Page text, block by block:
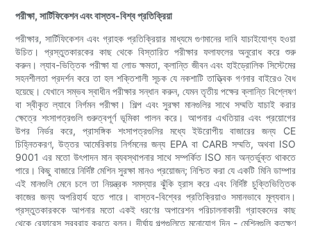
পরীক্ষা, সার্টিফিকেশন এবং বাস্তব-বিশ্ব প্রতিক্রিয়া
পরীক্ষার, সার্টিফিকেশন এবং গ্রাহক প্রতিক্রিয়ার মাধ্যমে গুণমানের দাবি যাচাইযোগ্য হওয়া
উচিত। প্রস্তুতকারকের কাছ থেকে বিস্তারিত পরীক্ষার ফলাফলের অনুরোধ করে শুরু
করুন। ল্যাব-ভিত্তিক পরীক্ষা যা লোড ক্ষমতা, ক্লান্তি জীবন এবং হাইড্রোলিক সিস্টেমের
সহনশীলতা প্রদর্শন করে তা হল শক্তিশালী সূচক যে নকশাটি তাত্ত্বিক গণনার বাইরেও বৈধ
হয়েছে। যেখানে সম্ভব স্বাধীন পরীক্ষার সন্ধান করুন, যেমন তৃতীয় পক্ষের ক্লান্তি বিশ্লেষণ
বা স্বীকৃত ল্যাবে নির্গমন পরীক্ষা। শিল্প এবং সুরক্ষা মানগুলির সাথে সম্মতি যাচাই করার
ক্ষেত্রে শংসাপত্রগুলি গুরুত্বপূর্ণ ভূমিকা পালন করে। আপনার এখতিয়ার এবং প্রয়োগের
উপর নির্ভর করে, প্রাসঙ্গিক শংসাপত্রগুলির মধ্যে ইউরোপীয় বাজারের জন্য CE
চিহ্নিতকরণ, উত্তর আমেরিকায় নির্গমনের জন্য EPA বা CARB সম্মতি, অথবা ISO
9001 এর মতো উৎপাদন মান ব্যবস্থাপনার সাথে সম্পর্কিত ISO মান অন্তর্ভুক্ত থাকতে
পারে। কিছু বাজারে নির্দিষ্ট মেশিন সুরক্ষা মানও প্রয়োজন; নিশ্চিত করা যে একটি মিনি ডাম্পার
এই মানগুলি মেনে চলে তা নিয়ন্ত্রক সমস্যার ঝুঁকি হ্রাস করে এবং নির্দিষ্ট চুক্তিভিত্তিক
কাজের জন্য অপরিহার্য হতে পারে। বাস্তব-বিশ্বের প্রতিক্রিয়াও সমানভাবে মূল্যবান।
প্রস্তুতকারককে আপনার মতো একই ধরণের অপারেশন পরিচালনাকারী গ্রাহকদের কাছ
থেকে রেফারেন্স সরবরাহ করতে বলুন। দীর্ঘায়ু গল্পগুলিতে মনোযোগ দিন - মেশিনগুলি কতক্ষণ